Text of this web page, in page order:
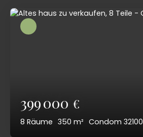
399 000 €
8 Räume 350 m² Condom 32100